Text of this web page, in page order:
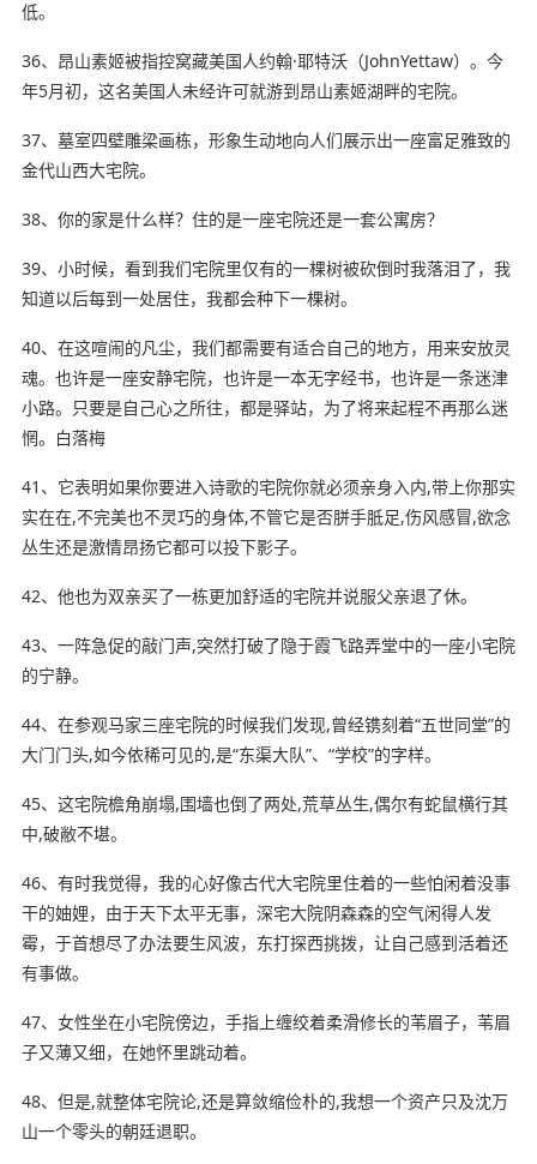
低。
36、昂山素姬被指控窝藏美国人约翰·耶特沃（JohnYettaw）。今
年5月初，这名美国人未经许可就游到昂山素姬湖畔的宅院。
37、墓室四壁雕梁画栋，形象生动地向人们展示出一座富足雅致的
金代山西大宅院。
38、你的家是什么样？住的是一座宅院还是一套公寓房？
39、 小时候，看到我们宅院里仅有的一棵树被砍倒时我落泪了，我
知道以后每到一处居住，我都会种下一棵树。
40、在这喧闹的凡尘，我们都需要有适合自己的地方，用来安放灵
魂。也许是一座安静宅院，也许是一本无字经书，也许是一条迷津
小路。只要是自己心之所往，都是驿站，为了将来起程不再那么迷
惘。白落梅
41、它表明如果你要进入诗歌的宅院你就必须亲身入内,带上你那实
实在在,不完美也不灵巧的身体,不管它是否胼手胝足,伤风感冒,欲念
丛生还是激情昂扬它都可以投下影子。
42、他也为双亲买了一栋更加舒适的宅院并说服父亲退了休。
43、一阵急促的敲门声,突然打破了隐于霞飞路弄堂中的一座小宅院
的宁静。
44、在参观马家三座宅院的时候我们发现,曾经镌刻着“五世同堂”的
大门门头,如今依稀可见的,是“东渠大队”、“学校”的字样。
45、这宅院檐角崩塌,围墙也倒了两处,荒草丛生,偶尔有蛇鼠横行其
中,破敝不堪。
46、有时我觉得，我的心好像古代大宅院里住着的一些怕闲着没事
干的妯娌，由于天下太平无事，深宅大院阴森森的空气闲得人发
霉，于首想尽了办法要生风波，东打探西挑拨，让自己感到活着还
有事做。
47、女性坐在小宅院傍边，手指上缠绞着柔滑修长的苇眉子，苇眉
子又薄又细，在她怀里跳动着。
48、但是,就整体宅院论,还是算敛缩俭朴的,我想一个资产只及沈万
山一个零头的朝廷退职。